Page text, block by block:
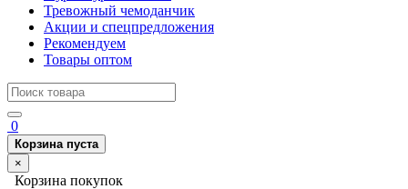
Тревожный чемоданчик
Акции и спецпредложения
Рекомендуем
Товары оптом
0
Корзина пуста
×
Корзина покупок